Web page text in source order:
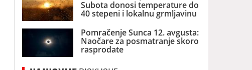
Subota donosi temperature do
40 stepeni i lokalnu grmljavinu
Pomračenje Sunca 12. avgusta:
Naočare za posmatranje skoro
rasprodate